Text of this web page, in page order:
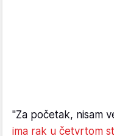
"Za početak, nisam
ima rak u četvrtom